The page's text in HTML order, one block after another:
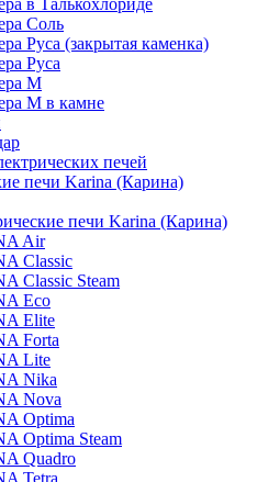
в Талькохлориде
Cоль
Руса (закрытая каменка)
Руса
М
М в камне
печей
печи Karina (Карина)
печи Karina (Карина)
Air
Classic
Classic Steam
Eco
Elite
Forta
Lite
Nika
Nova
Optima
Optima Steam
Quadro
Tetra